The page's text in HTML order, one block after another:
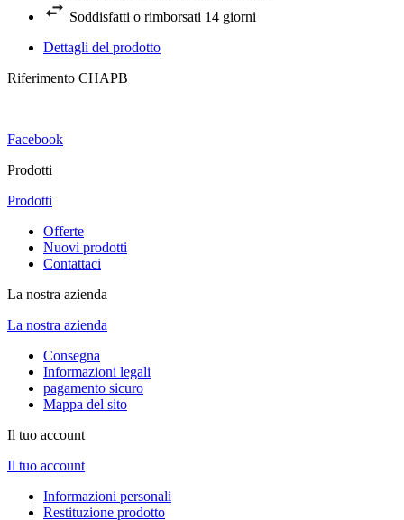
Soddisfatti o rimborsati 14 giorni
Dettagli del prodotto
Riferimento CHAPB
Facebook
Prodotti
Prodotti
Offerte
Nuovi prodotti
Contattaci
La nostra azienda
La nostra azienda
Consegna
Informazioni legali
pagamento sicuro
Mappa del sito
Il tuo account
Il tuo account
Informazioni personali
Restituzione prodotto